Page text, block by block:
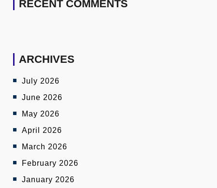
RECENT COMMENTS
ARCHIVES
July 2026
June 2026
May 2026
April 2026
March 2026
February 2026
January 2026